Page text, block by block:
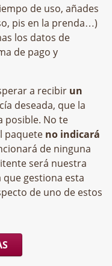
de uso, añades
pis en la prenda…)
los datos de
de pago y
a recibir un
deseada, que la
posible. No te
paquete no indicará
de ninguna
será nuestra
que gestiona esta
de uno de estos